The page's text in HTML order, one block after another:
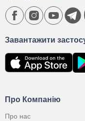
Про Компанію
Про нас
Завантажити